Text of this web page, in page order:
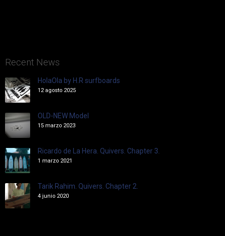
Recent News
HolaOla by H.R surfboards
12 agosto 2025
OLD-NEW Model
15 marzo 2023
Ricardo de La Hera. Quivers. Chapter 3.
1 marzo 2021
Tarik Rahim. Quivers. Chapter 2.
4 junio 2020